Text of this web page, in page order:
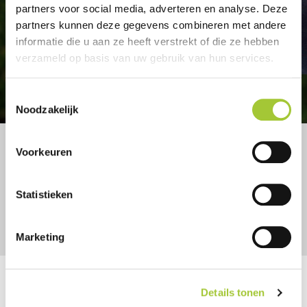
partners voor social media, adverteren en analyse. Deze
partners kunnen deze gegevens combineren met andere
informatie die u aan ze heeft verstrekt of die ze hebben
verzameld op basis van uw gebruik van hun services.
Noodzakelijk
Voorkeuren
Statistieken
Marketing
Details tonen
Zoek jij naar een artikel waarmee je jouw relaties écht blij
maakt? Wij denken graag mee!